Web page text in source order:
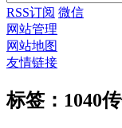
RSS订阅 微信
网站管理
网站地图
友情链接
标签：1040